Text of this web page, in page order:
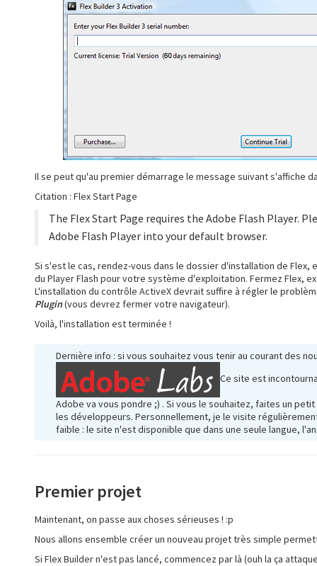
Il se peut qu'au premier démarrage le message suivant s'affiche
Citation : Flex Start Page
The Flex Start Page requires the Adobe Flash Player.
Adobe Flash Player into your default browser.
Si s'est le cas, rendez-vous dans le dossier d'installation de
du Player Flash pour votre système d'exploitation. Fermez Flex,
L'installation du contrôle ActiveX devrait suffire à régler le
Plugin(vous devrez fermer votre navigateur).
Voilà, l'installation est terminée !
Dernière info : si vous souhaitez vous tenir au courant des
Ce site est
Adobe va vous pondre ;) . Si vous le souhaitez, faites un
les développeurs. Personnellement, je le visite
faible : le site n'est disponible que dans une seule langue,
Premier projet
Maintenant, on passe aux choses sérieuses ! :p
Nous allons ensemble créer un nouveau projet très simple
Si Flex Builder n'est pas lancé, commencez par là (ouh la ça